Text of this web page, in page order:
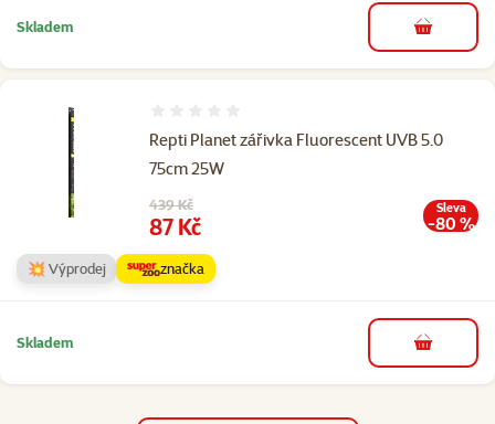
Skladem do košíku
Repti Planet zářivka Fluorescent UVB 5.0
75cm 25W
Původní cena
439 Kč
Cena
87 Kč
Sleva
-80 %
💥 Výprodej značka
Skladem do košíku